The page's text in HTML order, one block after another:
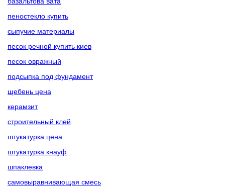
пеностекло купить
сыпучие материалы
песок речной купить киев
песок овражный
подсыпка под фундамент
щебень цена
керамзит
строительный клей
штукатурка цена
штукатурка кнауф
шпаклевка
самовыравнивающая смесь